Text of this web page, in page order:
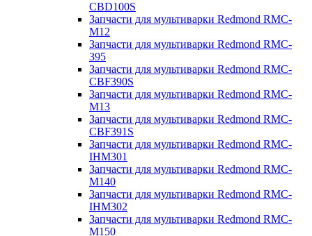
CBD100S
Запчасти для мультиварки Redmond RMC-
M12
Запчасти для мультиварки Redmond RMC-
395
Запчасти для мультиварки Redmond RMC-
CBF390S
Запчасти для мультиварки Redmond RMC-
M13
Запчасти для мультиварки Redmond RMC-
CBF391S
Запчасти для мультиварки Redmond RMC-
IHM301
Запчасти для мультиварки Redmond RMC-
M140
Запчасти для мультиварки Redmond RMC-
IHM302
Запчасти для мультиварки Redmond RMC-
M150